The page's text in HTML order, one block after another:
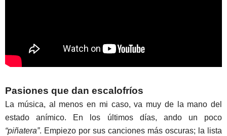
Pasiones que dan escalofríos
La música, al menos en mi caso, va muy de la mano del
estado anímico. En los últimos días, ando un poco
“piñatera”. Empiezo por sus canciones más oscuras; la lista